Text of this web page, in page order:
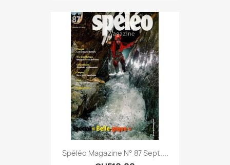
Spéléo Magazine N° 87 Sept....